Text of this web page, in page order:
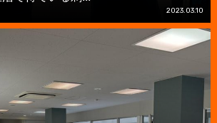
2023.03.10